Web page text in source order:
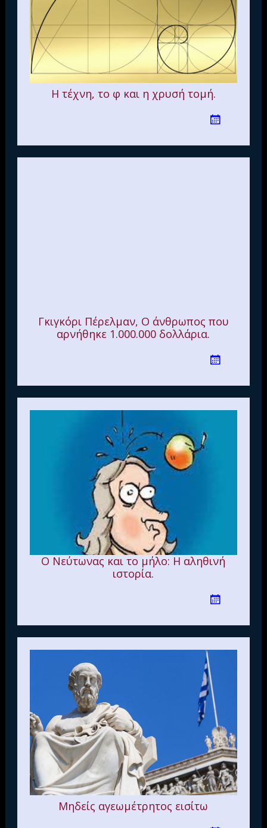
Η τέχνη, το φ και η χρυσή τομή.
Γκιγκόρι Πέρελμαν, Ο άνθρωπος που
αρνήθηκε 1.000.000 δολλάρια.
Ο Νεύτωνας και το μήλο: Η αληθινή
ιστορία.
Μηδείς αγεωμέτρητος εισίτω